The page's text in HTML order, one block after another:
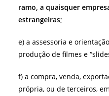
ramo, a quaisquer
estrangeiras;
e) a assessoria e
produção de filmes e
f) a compra, venda,
própria, ou de terceiros,